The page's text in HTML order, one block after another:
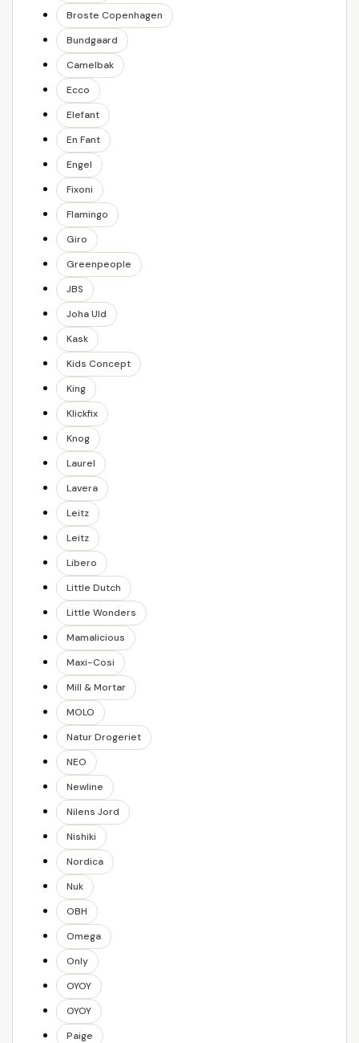
Broste Copenhagen
Bundgaard
Camelbak
Ecco
Elefant
En Fant
Engel
Fixoni
Flamingo
Giro
Greenpeople
JBS
Joha Uld
Kask
Kids Concept
King
Klickfix
Knog
Laurel
Lavera
Leitz
Leitz
Libero
Little Dutch
Little Wonders
Mamalicious
Maxi-Cosi
Mill & Mortar
MOLO
Natur Drogeriet
NEO
Newline
Nilens Jord
Nishiki
Nordica
Nuk
OBH
Omega
Only
OYOY
OYOY
Paige